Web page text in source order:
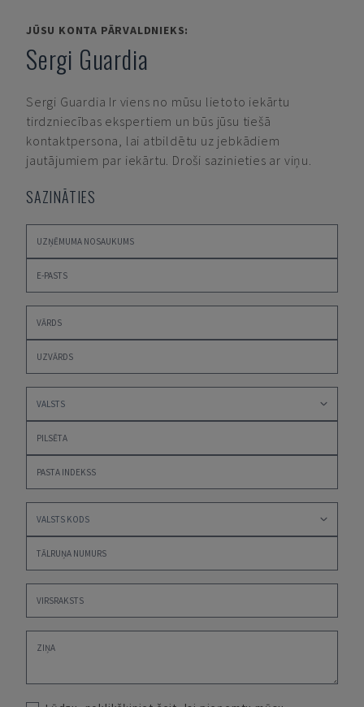
JŪSU KONTA PĀRVALDNIEKS:
Sergi Guardia
Sergi Guardia Ir viens no mūsu lietoto iekārtu
tirdzniecības ekspertiem un būs jūsu tiešā
kontaktpersona, lai atbildētu uz jebkādiem
jautājumiem par iekārtu. Droši sazinieties ar viņu.
SAZINĀTIES